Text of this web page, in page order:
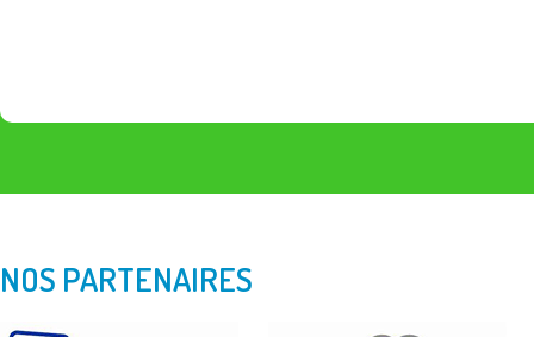
NOS PARTENAIRES